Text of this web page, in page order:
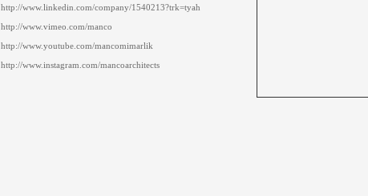
http://www.linkedin.com/company/1540213?trk=tyah
http://www.vimeo.com/manco
http://www.youtube.com/mancomimarlik
http://www.instagram.com/mancoarchitects